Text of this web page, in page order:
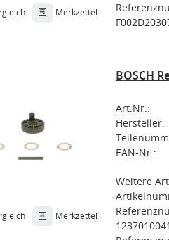
Merkzettel
Merkzettel
BOSCH
Art.Nr.:
Hersteller:
EAN-Nr.:
Weitere
1237010041